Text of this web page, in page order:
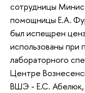
сотрудницы
помощницы Е.А.
был испещрен
использованы при
лабораторного
Центре
ВШЭ - Е.С.